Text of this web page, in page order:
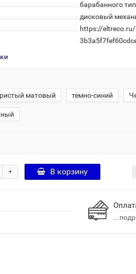
барабанного
дисковый
https://
матовый темно-синий
+ В корзину